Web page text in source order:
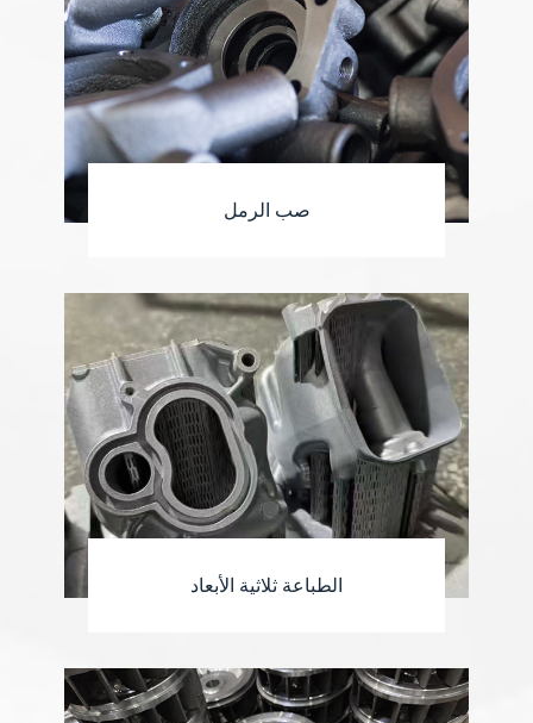
صب الرمل
الطباعة ثلاثية الأبعاد